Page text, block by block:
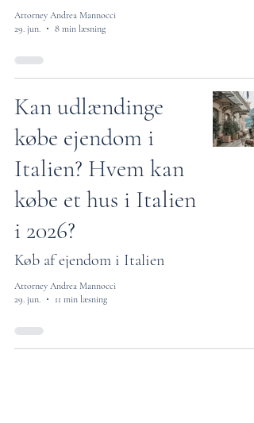
Attorney Andrea Mannocci
29. jun.
8 min læsning
Kan udlændinge
købe ejendom i
Italien? Hvem kan
købe et hus i Italien
i 2026?
Køb af ejendom i Italien
Attorney Andrea Mannocci
29. jun.
11 min læsning